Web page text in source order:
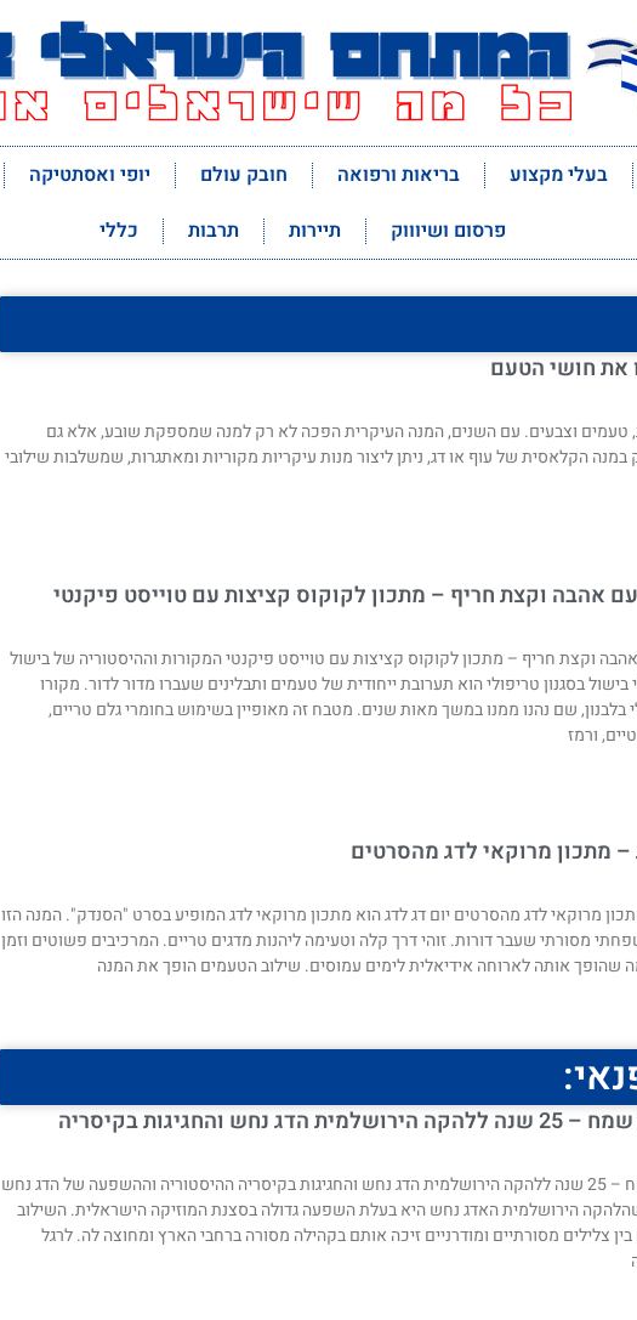
בעלי מקצוע בריאות ורפואה חובק עולם יופי ואסתטיקה
פרסום ושיוווק
תיירות תרבות כללי
את חושי הטעם
טעמים וצבעים. עם השנים, המנה העיקרית הפכה לא רק למנה שמספקת שובע, אלא גם
הקלאסית של עוף או דג, ניתן ליצור מנות עיקריות מקוריות ומאתגרות, שמשלבות שילובי
אהבה וקצת חריף – מתכון לקוקוס קציצות עם טוייסט פיקנטי
וקצת חריף – מתכון לקוקוס קציצות עם טוייסט פיקנטי המקורות וההיסטוריה של בישול
בישול בסגנון טריפולי הוא תערובת ייחודית של טעמים ותבלינים שעברו מדור לדור. מקורו
בלבנון, שם נהנו ממנו במשך מאות שנים. מטבח זה מאופיין בשימוש בחומרי גלם טריים,
ורמז
– מתכון מרוקאי לדג מהסרטים
מרוקאי לדג מהסרטים יום דג לדג הוא מתכון מרוקאי לדג המופיע בסרט "הסנדק". המנה הזו
מסורתי שעבר דורות. זוהי דרך קלה וטעימה ליהנות מדגים טריים. המרכיבים פשוטים וזמן
שהופך אותה לארוחה אידיאלית לימים עמוסים. שילוב הטעמים הופך את המנה
נחש והחגיגות בקיסריה
יום הולדת שמח – 25 שנה ללהקה הירושלמית הדג נחש והחגיגות בקיסריה ההיסטוריה וההשפעה של הדג נחש
שנה שהלהקה הירושלמית האדג נחש היא בעלת השפעה גדולה בסצנת המוזיקה הישראלית. השילוב
צלילים מסורתיים ומודרניים זיכה אותם בקהילה מסורה ברחבי הארץ ומחוצה לה. לרגל